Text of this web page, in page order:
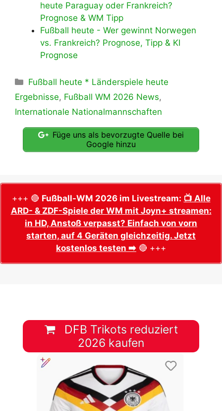
heute Paraguay oder Frankreich?
Prognose & WM Tipp
Fußball heute - Wer gewinnt Norwegen
vs. Frankreich? Prognose, Tipp & KI
Prognose
Kategorien
Fußball heute * Länderspiele heute
Ergebnisse, Fußball WM 2026 News,
Internationale Nationalmannschaften
Füge uns als bevorzugte Quelle bei
Google hinzu
+++ 🔴 Fußball-WM 2026 im Livestream: 📺 Alle
ARD- & ZDF-Spiele der WM mit Joyn+ streamen:
in HD, Anstoß verpasst? Einfach von vorn
starten, auf 4 Geräten gleichzeitig. Jetzt
kostenlos testen ➡️ 🔴 +++
DFB Trikots reduziert
2026 kaufen